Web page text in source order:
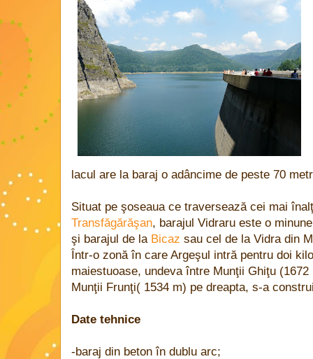
lacul are la baraj o adâncime de peste 70
Situat pe şoseaua ce traversează cei mai
Transfăgărăşan, barajul Vidraru este o
şi barajul de la Bicaz sau cel de la Vidra din
Într-o zonă în care Argeşul intră pentru doi
maiestuoase, undeva între Munţii Ghiţu
Munţii Frunţi( 1534 m) pe dreapta, s-a
Date tehnice
-baraj din beton în dublu arc;